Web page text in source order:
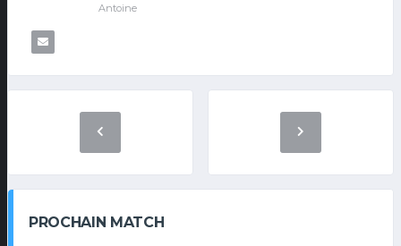
Antoine
PROCHAIN MATCH